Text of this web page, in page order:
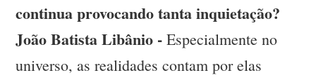
continua provocando tanta inquietação?
João Batista Libânio - Especialmente no
universo, as realidades contam por elas